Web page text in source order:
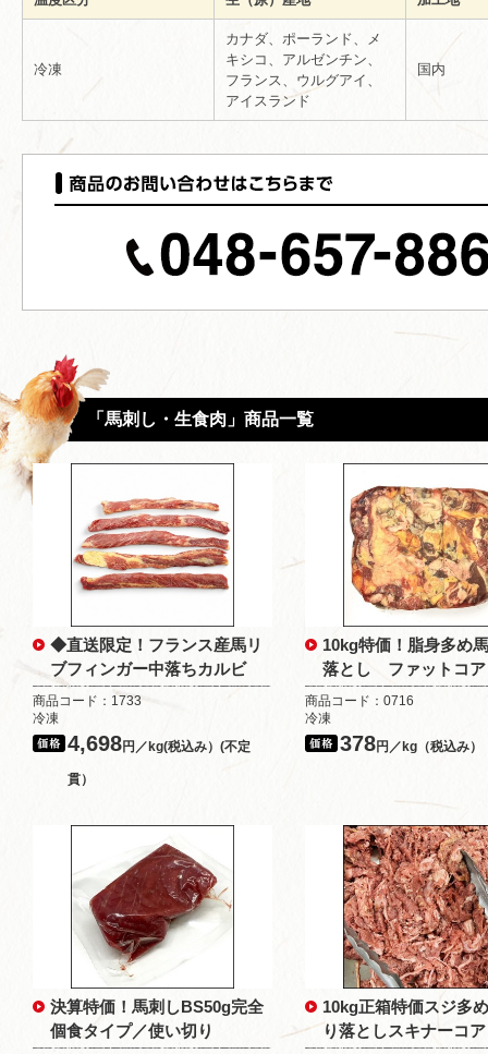
冷凍
カナダ、ポーランド、メ
キシコ、アルゼンチン、
フランス、ウルグアイ、
アイスランド
国内
「馬刺し・生食肉」商品一覧
◆直送限定！フランス産馬リ
ブフィンガー中落ちカルビ
商品コード：1733
冷凍
4,698円／kg(税込み）(不定
貫）
10kg特価！脂身多め
落とし ファットコア
商品コード：0716
冷凍
378円／kg（税込み）
決算特価！馬刺しBS50g完全
個食タイプ／使い切り
10kg正箱特価スジ多
り落としスキナーコア